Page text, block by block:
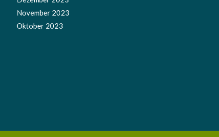
November 2023
Oktober 2023